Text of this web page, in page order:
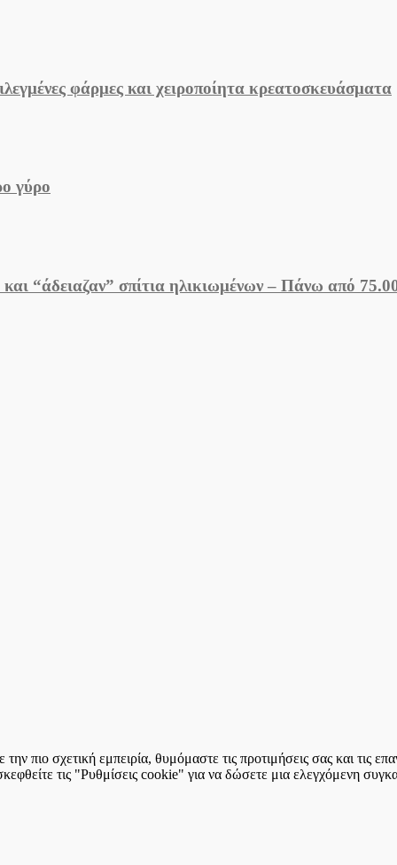
φάρμες και χειροποίητα κρεατοσκευάσματα
γύρο
“άδειαζαν” σπίτια ηλικιωμένων – Πάνω από
πιο σχετική εμπειρία, θυμόμαστε τις προτιμήσεις σας και τις
τις "Ρυθμίσεις cookie" για να δώσετε μια ελεγχόμενη